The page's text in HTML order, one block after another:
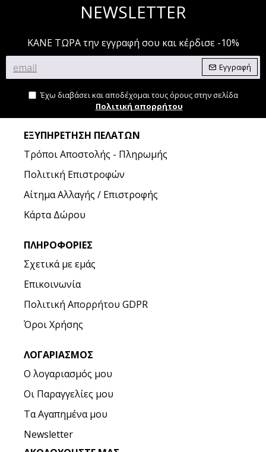
NEWSLETTER
ΚΑΝΕ ΤΩΡΑ την εγγραφή σου και κέρδισε -10%
Εγγραφή
Έχω διαβάσει και αποδέχομαι τους όρους στην σελίδα
Πολιτική απορρήτου
ΕΞΥΠΗΡΈΤΗΣΗ ΠΕΛΑΤΏΝ
Τρόποι Αποστολής - Πληρωμής
Πολιτική Επιστροφών
Αίτημα Αλλαγής / Επιστροφής
Κάρτα Δώρου
ΠΛΗΡΟΦΟΡΊΕΣ
Σχετικά με εμάς
Επικοινωνία
Πολιτική Απορρήτου GDPR
Όροι Χρήσης
ΛΟΓΑΡΙΑΣΜΌΣ
Ο λογαριασμός μου
Οι Παραγγελίες μου
Τα Αγαπημένα μου
Newsletter